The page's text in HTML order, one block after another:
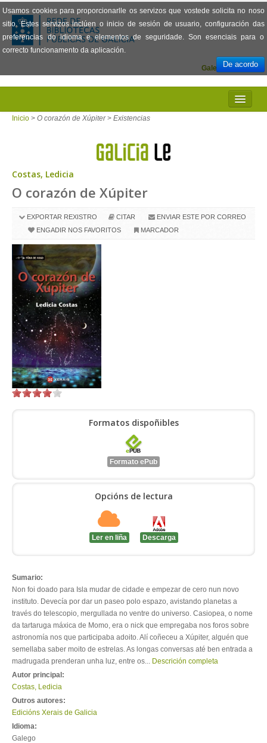
Usamos cookies para proporcionarlle os servizos que vostede solicita no noso
sitio. Estes servizos inclúen o inicio de sesión de usuario, configuración das
preferencias do idioma e elementos de seguridade. Son esenciais para o
correcto funcionamento da aplicación.
De acordo
Español
Galego
INICIO
LECTURA
VISIONADO DE PELÍCULAS
ENTRAR
Inicio > O corazón de Xúpiter > Existencias
Costas, Ledicia
O corazón de Xúpiter
CITAR ENVIAR ESTE POR CORREO
EXPORTAR REXISTRO
ENGADIR NOS FAVORITOS
MARCADOR
Formatos dispoñibles
Formato ePub
Opcións de lectura
Ler en liña Descarga
Sumario:
Non foi doado para Isla mudar de cidade e empezar de cero nun novo
instituto. Devecía por dar un paseo polo espazo, avistando planetas a
través do telescopio, mergullada no ventre do universo. Casiopea, o nome
da tartaruga máxica de Momo, era o nick que empregaba nos foros sobre
astronomía nos que participaba adoito. Alí coñeceu a Xúpiter, alguén que
semellaba saber moito de estrelas. As longas conversas até ben entrada a
madrugada prenderan unha luz, entre os... Descrición completa
Autor principal:
Costas, Ledicia
Outros autores:
Edicións Xerais de Galicia
Idioma:
Galego